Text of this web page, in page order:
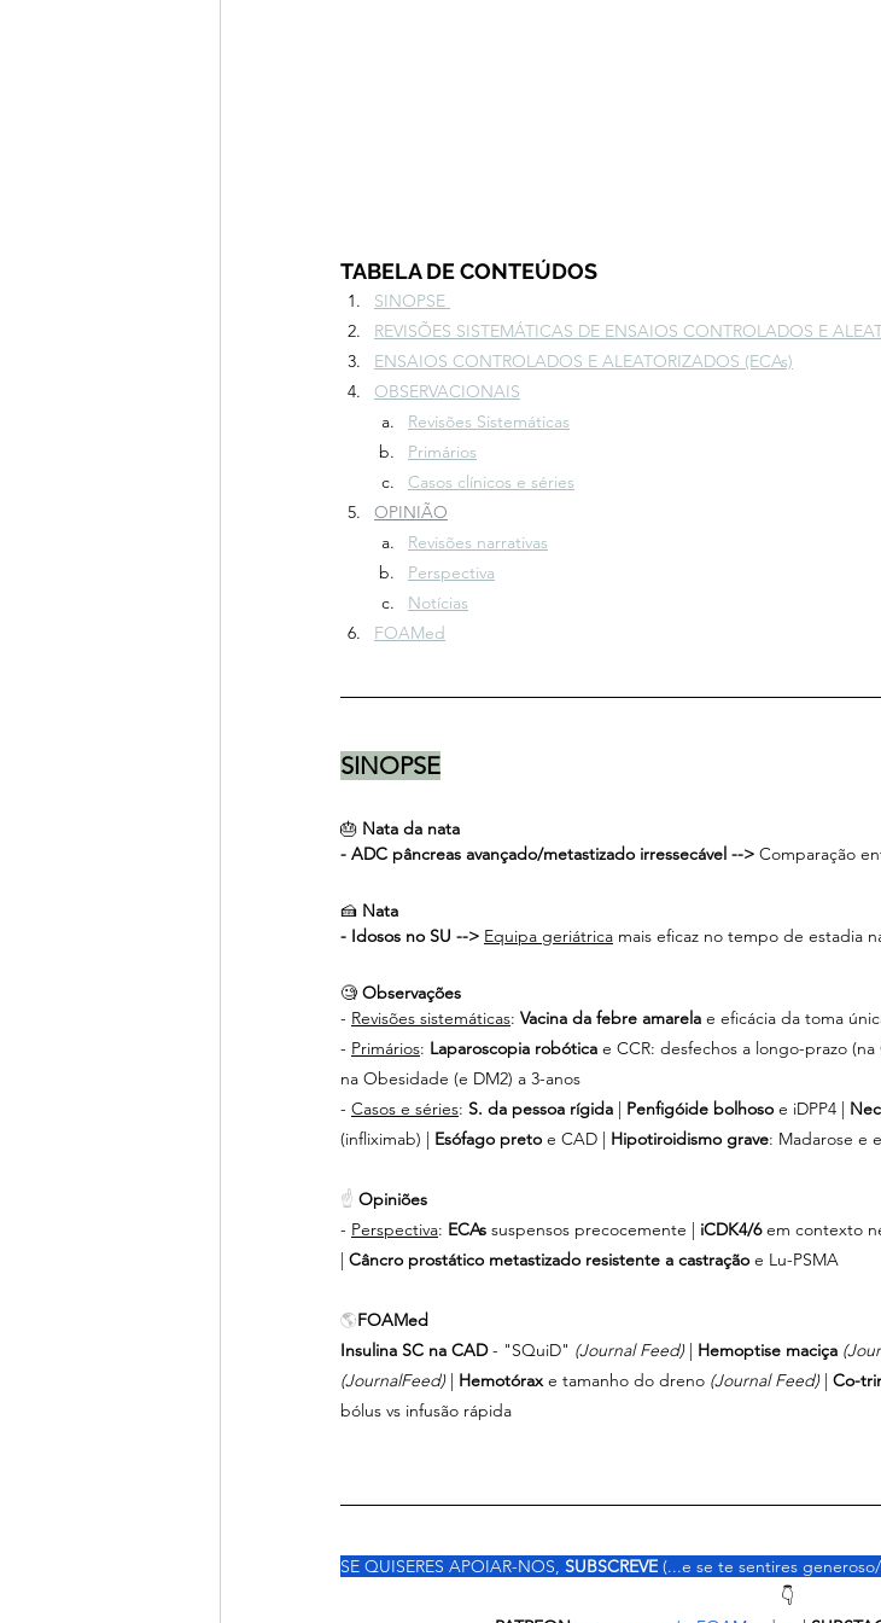
TABELA DE CONTEÚDOS
SINOPSE
REVISÕES SISTEMÁTICAS DE ENSAIOS CONTROLADOS E
ENSAIOS CONTROLADOS E ALEATORIZADOS (ECAs)
OBSERVACIONAIS
Revisões Sistemáticas
Primários
Casos clínicos e séries
OPINIÃO
Revisões narrativas
Perspectiva
Notícias
FOAMed
SINOPSE
🎂 Nata da nata
- ADC pâncreas avançado/metastizado irressecável --> Comparação
🍰 Nata
- Idosos no SU --> Equipa geriátrica mais eficaz no tempo de estadia
🧐 Observações
- Revisões sistemáticas: Vacina da febre amarela e eficácia da toma
- Primários: Laparoscopia robótica e CCR: desfechos a longo-prazo (na
na Obesidade (e DM2) a 3-anos
- Casos e séries: S. da pessoa rígida | Penfigóide bolhoso e iDPP4 |
(infliximab) | Esófago preto e CAD | Hipotiroidismo grave: Madarose e
☝ Opiniões
- Perspectiva: ECAs suspensos precocemente | iCDK4/6 em contexto
| Câncro prostático metastizado resistente a castração e Lu-PSMA
🌎FOAMed
Insulina SC na CAD - "SQuiD" (Journal Feed) | Hemoptise maciça
(JournalFeed) | Hemotórax e tamanho do dreno (Journal Feed) | Co-
bólus vs infusão rápida
SE QUISERES APOIAR-NOS, SUBSCREVE (...e se te sentires
👇